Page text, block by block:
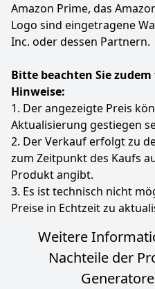
Amazon Prime, das
Logo sind eingetragene
Inc. oder dessen Partnern.
Bitte beachten Sie
Hinweise:
1. Der angezeigte Preis
Aktualisierung gestiegen
2. Der Verkauf erfolgt zu
zum Zeitpunkt des Kaufs
Produkt angibt.
3. Es ist technisch nicht
Preise in Echtzeit zu
Weitere
Nachteile der